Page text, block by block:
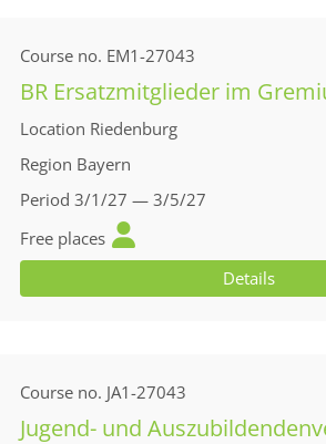
Course no. EM1-27043
BR Ersatzmitglieder im
Location Riedenburg
Region Bayern
Period 3/1/27 — 3/5/27
Free places
Details
Course no. JA1-27043
Jugend- und